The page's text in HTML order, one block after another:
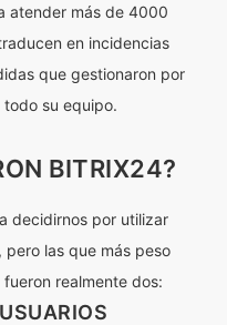
atender más de 4000
en incidencias
que gestionaron por
su equipo.
BITRIX24?
decidirnos por utilizar
las que más peso
realmente dos: